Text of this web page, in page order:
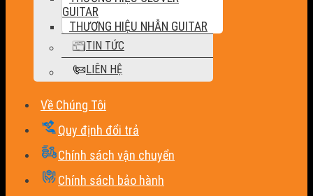
GUITAR
THƯƠNG HIỆU NHẪN GUITAR
TIN TỨC
LIÊN HỆ
Về Chúng Tôi
Quy định đổi trả
Chính sách vận chuyển
Chính sách bảo hành